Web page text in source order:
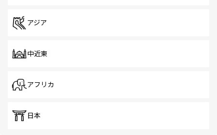
アジア
中近東
アフリカ
日本